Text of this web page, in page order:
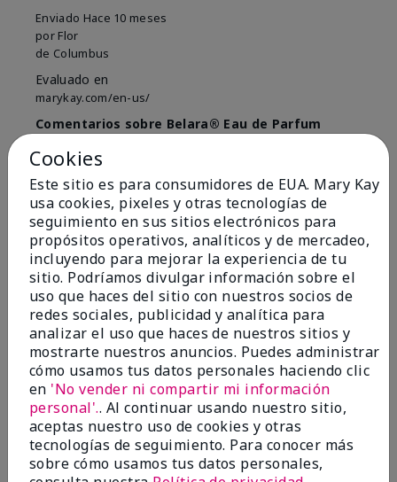
Enviado Hace 10 meses
por Flor
de Columbus
Evaluado en
marykay.com/en-us/
Comentarios sobre Belara® Eau de Parfum
ConclusiónSí, recomendaría a un amigo
¿Le ha resultado útil esta
opinión?
4 0
Marcar esta opinión
5
Kristen
EnviadoHace 10 meses
porJennifer
Cookies
Este sitio es para consumidores de EUA. Mary Kay
usa cookies, pixeles y otras tecnologías de
seguimiento en sus sitios electrónicos para
propósitos operativos, analíticos y de mercadeo,
incluyendo para mejorar la experiencia de tu
sitio. Podríamos divulgar información sobre el
uso que haces del sitio con nuestros socios de
redes sociales, publicidad y analítica para
analizar el uso que haces de nuestros sitios y
mostrarte nuestros anuncios. Puedes administrar
cómo usamos tus datos personales haciendo clic
en 'No vender ni compartir mi información
personal'.. Al continuar usando nuestro sitio,
aceptas nuestro uso de cookies y otras
tecnologías de seguimiento. Para conocer más
sobre cómo usamos tus datos personales,